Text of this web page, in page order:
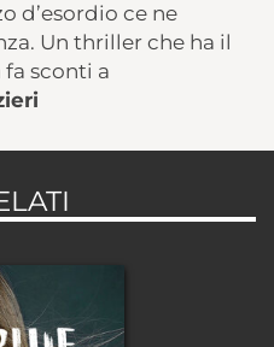
d’esordio ce ne
Un thriller che ha il
sconti a